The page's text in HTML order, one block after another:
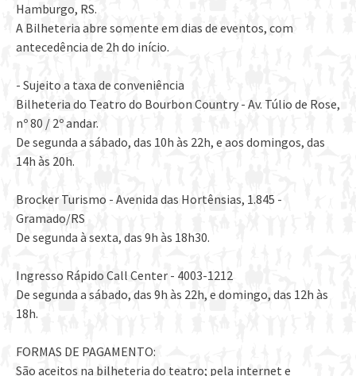
Hamburgo, RS.
A Bilheteria abre somente em dias de eventos, com
antecedência de 2h do início.
- Sujeito a taxa de conveniência
Bilheteria do Teatro do Bourbon Country - Av. Túlio de Rose,
nº 80 / 2º andar.
De segunda a sábado, das 10h às 22h, e aos domingos, das
14h às 20h.
Brocker Turismo - Avenida das Hortênsias, 1.845 -
Gramado/RS
De segunda à sexta, das 9h às 18h30.
Ingresso Rápido Call Center - 4003-1212
De segunda a sábado, das 9h às 22h, e domingo, das 12h às
18h.
FORMAS DE PAGAMENTO:
São aceitos na bilheteria do teatro; pela internet e